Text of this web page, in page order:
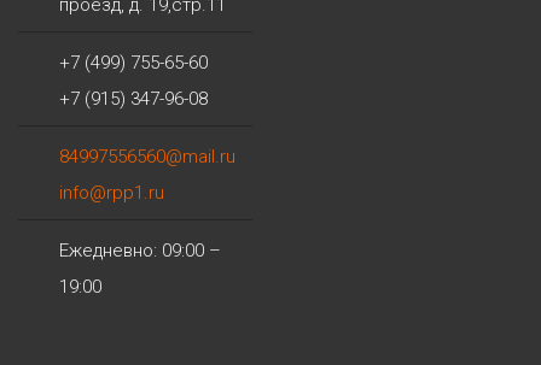
проезд, д. 19,стр.11
+7 (499) 755-65-60
+7 (915) 347-96-08
84997556560@mail.ru
info@rpp1.ru
Ежедневно: 09:00 –
19:00